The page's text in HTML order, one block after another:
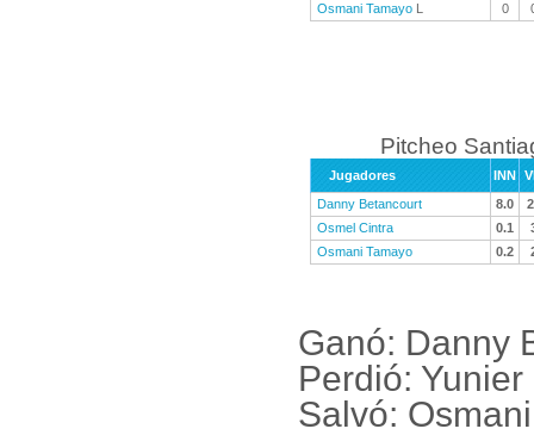
Osmani Tamayo L 0
Pitcheo
Jugadores INN
Danny Betancourt
8.0
Osmel Cintra
0.1
Osmani Tamayo
0.2
Ganó: Danny
Perdió:
Salvó: